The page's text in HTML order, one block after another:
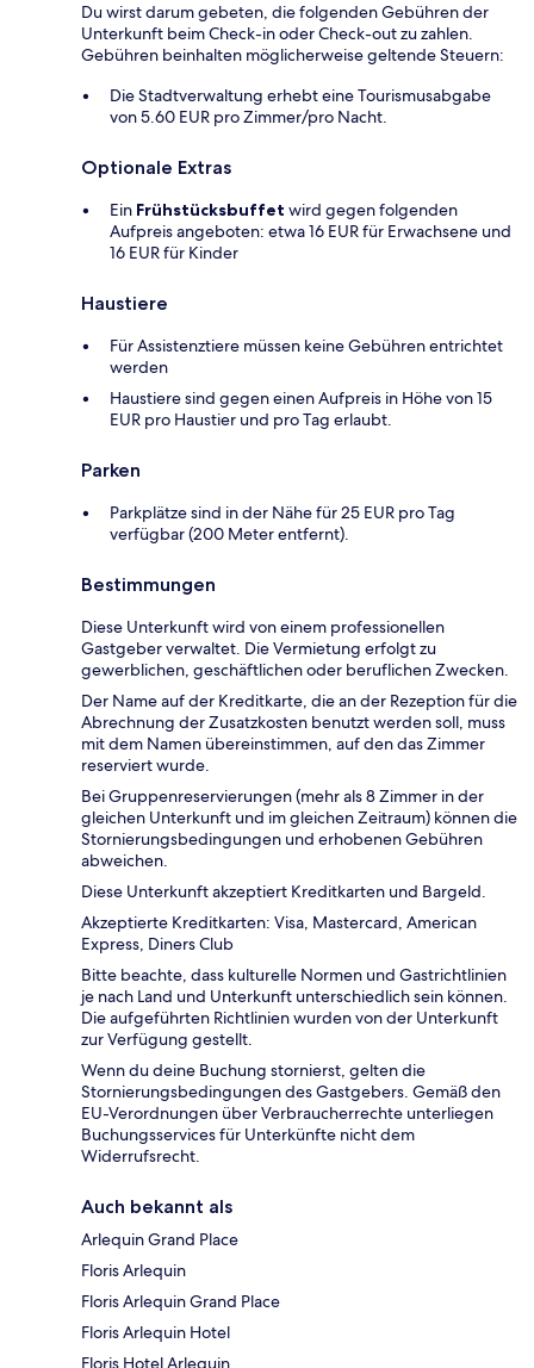
Du wirst darum gebeten, die folgenden Gebühren der
Unterkunft beim Check-in oder Check-out zu zahlen.
Gebühren beinhalten möglicherweise geltende Steuern:
Die Stadtverwaltung erhebt eine Tourismusabgabe
von 5.60 EUR pro Zimmer/pro Nacht.
Optionale Extras
Ein Frühstücksbuffet wird gegen folgenden
Aufpreis angeboten: etwa 16 EUR für Erwachsene und
16 EUR für Kinder
Haustiere
Für Assistenztiere müssen keine Gebühren entrichtet
werden
Haustiere sind gegen einen Aufpreis in Höhe von 15
EUR pro Haustier und pro Tag erlaubt.
Parken
Parkplätze sind in der Nähe für 25 EUR pro Tag
verfügbar (200 Meter entfernt).
Bestimmungen
Diese Unterkunft wird von einem professionellen
Gastgeber verwaltet. Die Vermietung erfolgt zu
gewerblichen, geschäftlichen oder beruflichen Zwecken.
Der Name auf der Kreditkarte, die an der Rezeption für die
Abrechnung der Zusatzkosten benutzt werden soll, muss
mit dem Namen übereinstimmen, auf den das Zimmer
reserviert wurde.
Bei Gruppenreservierungen (mehr als 8 Zimmer in der
gleichen Unterkunft und im gleichen Zeitraum) können die
Stornierungsbedingungen und erhobenen Gebühren
abweichen.
Diese Unterkunft akzeptiert Kreditkarten und Bargeld.
Akzeptierte Kreditkarten: Visa, Mastercard, American
Express, Diners Club
Bitte beachte, dass kulturelle Normen und Gastrichtlinien
je nach Land und Unterkunft unterschiedlich sein können.
Die aufgeführten Richtlinien wurden von der Unterkunft
zur Verfügung gestellt.
Wenn du deine Buchung stornierst, gelten die
Stornierungsbedingungen des Gastgebers. Gemäß den
EU-Verordnungen über Verbraucherrechte unterliegen
Buchungsservices für Unterkünfte nicht dem
Widerrufsrecht.
Auch bekannt als
Arlequin Grand Place
Floris Arlequin
Floris Arlequin Grand Place
Floris Arlequin Hotel
Floris Hotel Arlequin